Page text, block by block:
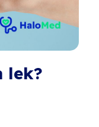
lek?